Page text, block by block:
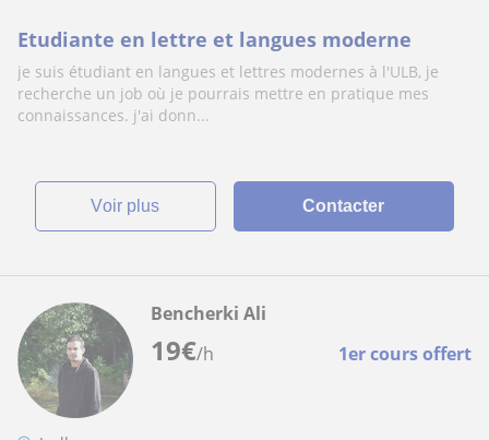
Etudiante en lettre et langues moderne
je suis étudiant en langues et lettres modernes à l'ULB, je
recherche un job où je pourrais mettre en pratique mes
connaissances. j'ai donn...
voir plus Contacter
19€/h 1er cours offert
Bencherki Ali